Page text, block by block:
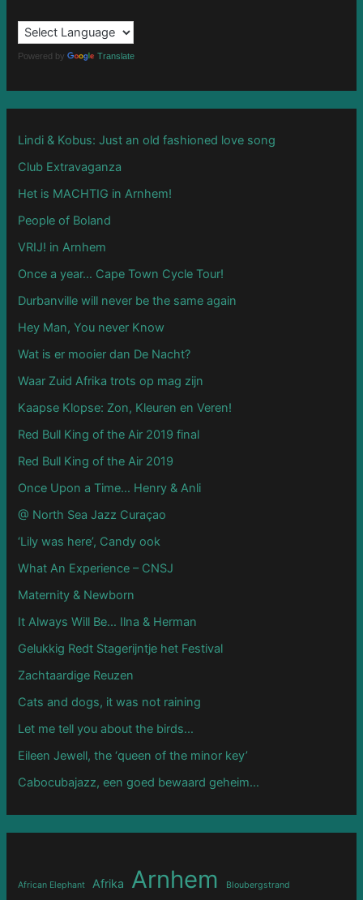
o
Powered by Translate
Lindi & Kobus: Just an old fashioned love song
Club Extravaganza
Het is MACHTIG in Arnhem!
People of Boland
VRIJ! in Arnhem
Once a year… Cape Town Cycle Tour!
Durbanville will never be the same again
Hey Man, You never Know
Wat is er mooier dan De Nacht?
Waar Zuid Afrika trots op mag zijn
Kaapse Klopse: Zon, Kleuren en Veren!
Red Bull King of the Air 2019 final
Red Bull King of the Air 2019
Once Upon a Time… Henry & Anli
@ North Sea Jazz Curaçao
‘Lily was here’, Candy ook
What An Experience – CNSJ
Maternity & Newborn
It Always Will Be… Ilna & Herman
Gelukkig Redt Stagerijntje het Festival
Zachtaardige Reuzen
Cats and dogs, it was not raining
Let me tell you about the birds…
Eileen Jewell, the ‘queen of the minor key’
Cabocubajazz, een goed bewaard geheim…
African Elephant Afrika Arnhem Bloubergstrand